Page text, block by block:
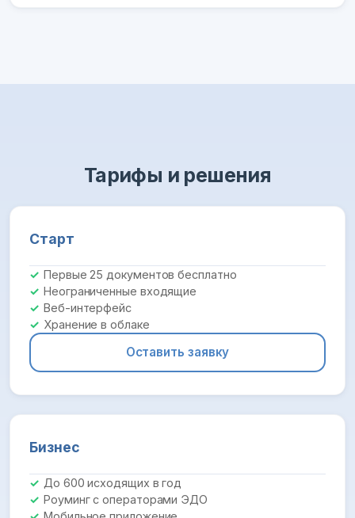
Тарифы и решения
Старт
Первые 25 документов бесплатно
Неограниченные входящие
Веб-интерфейс
Хранение в облаке
Оставить заявку
Бизнес
До 600 исходящих в год
Роуминг с операторами ЭДО